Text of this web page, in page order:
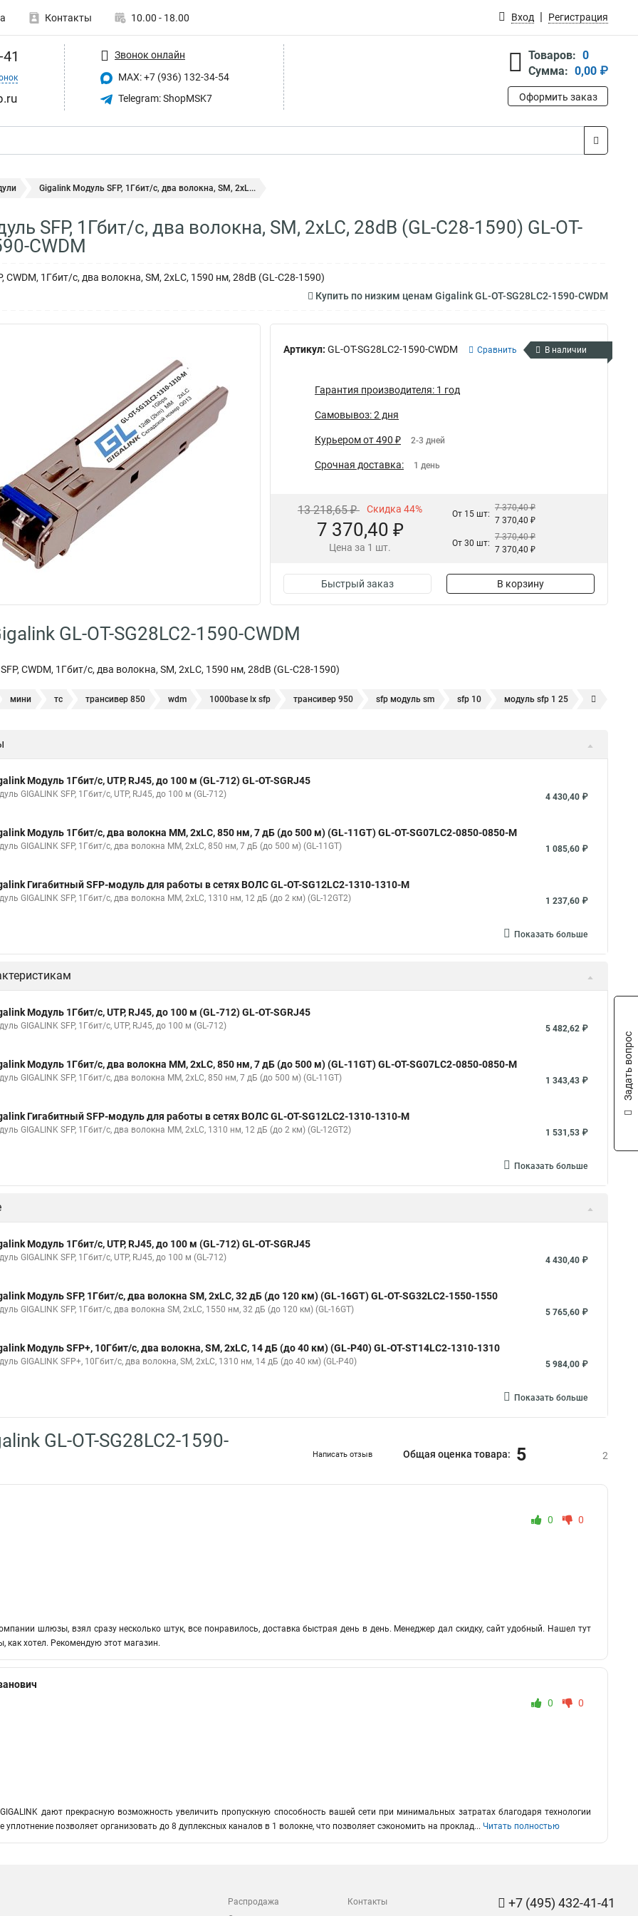
Контакты 10.00 - 18.00 Вход Регистрация
Звонок онлайн
MAX: +7 (936) 132-34-54
Telegram: ShopMSK7
Товаров: 0
Сумма: 0,00 ₽
Оформить заказ
Gigalink Модуль SFP, 1Гбит/c, два волокна, SM, 2xL...
SFP, 1Гбит/c, два волокна, SM, 2xLC, 28dB (GL-C28-1590) GL-OT-
CWDM
CWDM, 1Гбит/c, два волокна, SM, 2xLC, 1590 нм, 28dB (GL-C28-1590)
Купить по низким ценам Gigalink GL-OT-SG28LC2-1590-CWDM
Артикул: GL-OT-SG28LC2-1590-CWDM Сравнить В наличии
Гарантия производителя: 1 год
Самовывоз: 2 дня
Курьером от 490 ₽ 2-3 дней
Срочная доставка: 1 день
13 218,65 ₽ Скидка 44%
7 370,40 ₽
Цена за 1 шт.
От 15 шт:
7 370,40 ₽
7 370,40 ₽
От 30 шт:
7 370,40 ₽
7 370,40 ₽
Быстрый заказ В корзину
GL-OT-SG28LC2-1590-CWDM
CWDM, 1Гбит/c, два волокна, SM, 2xLC, 1590 нм, 28dB (GL-C28-1590)
мини тс трансивер 850 wdm 1000base lx sfp трансивер 950 sfp модуль sm sfp 10 модуль sfp 1 25
c
Модуль 1Гбит/c, UTP, RJ45, до 100 м (GL-712) GL-OT-SGRJ45
GIGALINK SFP, 1Гбит/c, UTP, RJ45, до 100 м (GL-712) 4 430,40 ₽
Модуль 1Гбит/c, два волокна МM, 2xLC, 850 нм, 7 дБ (до 500 м) (GL-11GT) GL-OT-SG07LC2-0850-0850-M
GIGALINK SFP, 1Гбит/c, два волокна МM, 2xLC, 850 нм, 7 дБ (до 500 м) (GL-11GT) 1 085,60 ₽
Гигабитный SFP-модуль для работы в сетях ВОЛС GL-OT-SG12LC2-1310-1310-M
GIGALINK SFP, 1Гбит/c, два волокна MM, 2xLC, 1310 нм, 12 дБ (до 2 км) (GL-12GT2) 1 237,60 ₽
Показать больше
Модуль 1Гбит/c, UTP, RJ45, до 100 м (GL-712) GL-OT-SGRJ45
GIGALINK SFP, 1Гбит/c, UTP, RJ45, до 100 м (GL-712) 5 482,62 ₽
Модуль 1Гбит/c, два волокна МM, 2xLC, 850 нм, 7 дБ (до 500 м) (GL-11GT) GL-OT-SG07LC2-0850-0850-M
GIGALINK SFP, 1Гбит/c, два волокна МM, 2xLC, 850 нм, 7 дБ (до 500 м) (GL-11GT) 1 343,43 ₽
Гигабитный SFP-модуль для работы в сетях ВОЛС GL-OT-SG12LC2-1310-1310-M
GIGALINK SFP, 1Гбит/c, два волокна MM, 2xLC, 1310 нм, 12 дБ (до 2 км) (GL-12GT2) 1 531,53 ₽
Показать больше
Модуль 1Гбит/c, UTP, RJ45, до 100 м (GL-712) GL-OT-SGRJ45
GIGALINK SFP, 1Гбит/c, UTP, RJ45, до 100 м (GL-712) 4 430,40 ₽
Модуль SFP, 1Гбит/c, два волокна SM, 2xLC, 32 дБ (до 120 км) (GL-16GT) GL-OT-SG32LC2-1550-1550
GIGALINK SFP, 1Гбит/c, два волокна SM, 2xLC, 1550 нм, 32 дБ (до 120 км) (GL-16GT) 5 765,60 ₽
Модуль SFP+, 10Гбит/с, два волокна, SM, 2хLC, 14 дБ (до 40 км) (GL-P40) GL-OT-ST14LC2-1310-1310
GIGALINK SFP+, 10Гбит/с, два волокна, SM, 2хLC, 1310 нм, 14 дБ (до 40 км) (GL-P40) 5 984,00 ₽
Показать больше
GL-OT-SG28LC2-1590-
Написать отзыв Общая оценка товара: 5 2
0
0
шлюзы, взял сразу несколько штук, все понравилось, доставка быстрая день в день. Менеджер дал скидку, сайт удобный. Нашел тут
как хотел. Рекомендую этот магазин.
0
0
дают прекрасную возможность увеличить пропускную способность вашей сети при минимальных затратах благодаря технологии
уплотнение позволяет организовать до 8 дуплексных каналов в 1 волокне, что позволяет сэкономить на проклад... Читать полностью
Распродажа
Контакты +7 (495) 432-41-41
Задать вопрос